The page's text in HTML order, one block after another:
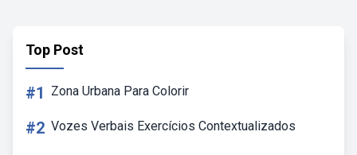
Top Post
#1 Zona Urbana Para Colorir
#2 Vozes Verbais Exercícios Contextualizados